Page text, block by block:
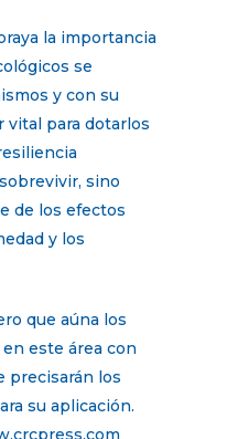
la importancia
se
y con su
vital para dotarlos
sino
de los efectos
y los
que aúna los
este área con
precisarán los
su aplicación.